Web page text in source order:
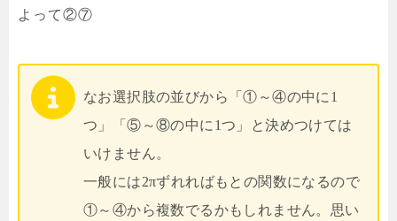
よって②⑦
なお選択肢の並びから「①～④の中に1
つ」「⑤～⑧の中に1つ」と決めつけては
いけません。
一般には2πずれればもとの関数になるので
①～④から複数でるかもしれません。思い